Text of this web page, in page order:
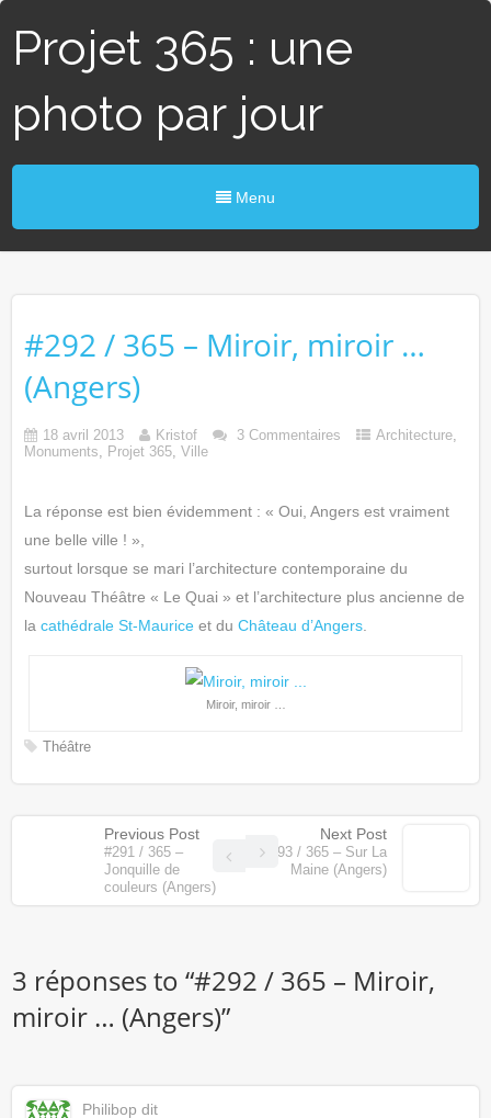
Projet 365 : une
photo par jour
Menu
#292 / 365 – Miroir, miroir …
(Angers)
18 avril 2013 Kristof 3 Commentaires Architecture,
Monuments, Projet 365, Ville
La réponse est bien évidemment : « Oui, Angers est vraiment
une belle ville ! »,
surtout lorsque se mari l’architecture contemporaine du
Nouveau Théâtre « Le Quai » et l’architecture plus ancienne de
la cathédrale St-Mauriceet du Château d’Angers.
Miroir, miroir …
Théâtre
Previous Post
#291 / 365 –
Jonquille de
couleurs (Angers)
Next Post
#293 / 365 – Sur La
Maine (Angers)
3 réponses to “#292 / 365 – Miroir,
miroir … (Angers)”
Philibop dit